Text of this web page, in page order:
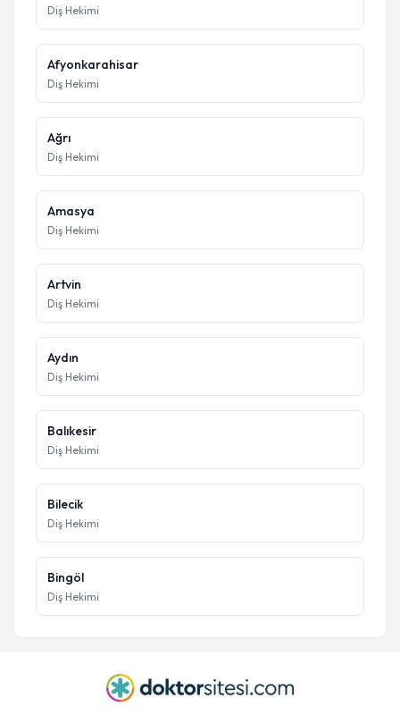
Diş Hekimi
Afyonkarahisar
Diş Hekimi
Ağrı
Diş Hekimi
Amasya
Diş Hekimi
Artvin
Diş Hekimi
Aydın
Diş Hekimi
Balıkesir
Diş Hekimi
Bilecik
Diş Hekimi
Bingöl
Diş Hekimi